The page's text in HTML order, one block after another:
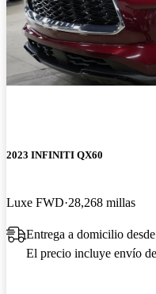
2023 INFINITI QX60
Luxe FWD 28,268 millas
Entrega a domicilio
El precio incluye envío